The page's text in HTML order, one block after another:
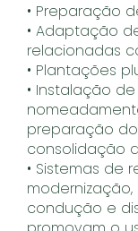
• Preparação
• Adaptação
relacionadas
• Plantações
• Instalação
preparação
consolidação
• Sistemas de
condução e